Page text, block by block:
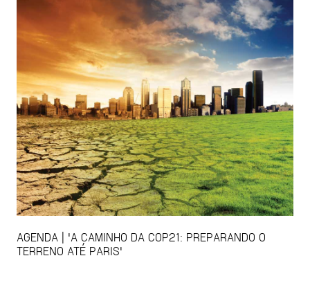
AGENDA | 'A CAMINHO DA COP21: PREPARANDO O
TERRENO ATÉ PARIS'